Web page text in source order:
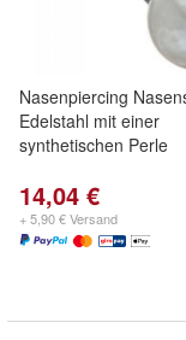
Nasenpiercing
Edelstahl mit einer
synthetischen Perle
14,04 €
+ 5,90 € Versand